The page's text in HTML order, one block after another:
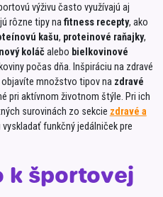
výživu často využívajú aj
rôzne tipy nafitness recepty, ako
kašu, proteinové raňajky,
koláčalebo bielkovinové
počas dňa. Inšpiráciu na zdravé
objavíte množstvo tipov na zdravé
pri aktívnom životnom štýle. Pri ich
surovinách zo sekcie zdravé a
funkčný jedálniček pre
k športovej